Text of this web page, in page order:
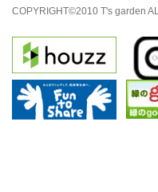
COPYRIGHT©2010 T's garden